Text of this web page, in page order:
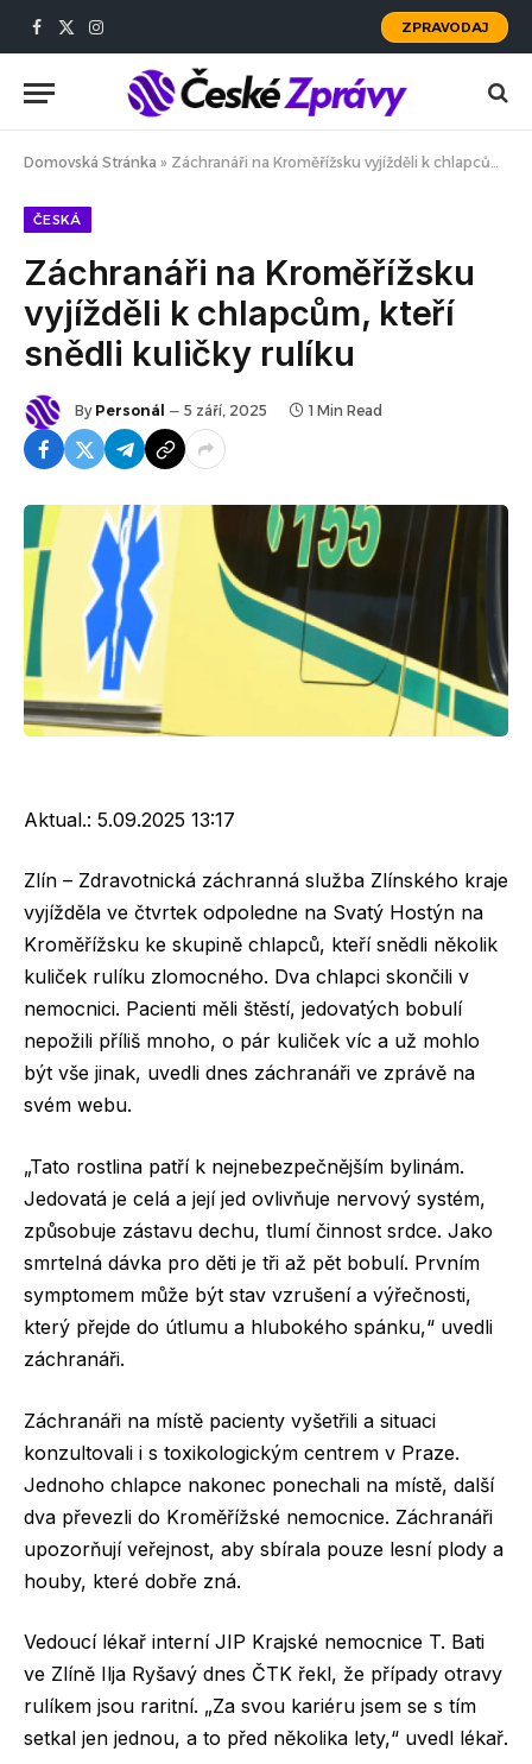
Facebook
X
Instagram
ZPRAVODAJ
Domovská Stránka » Záchranáři na Kroměřížsku vyjížděli k chlapcům, kteří snědli kuličky rulíku
ČESKÁ
Záchranáři na Kroměřížsku
vyjížděli k chlapcům, kteří
snědli kuličky rulíku
By Personál 5 září, 2025 1 Min Read
Aktual.: 5.09.2025 13:17
Zlín – Zdravotnická záchranná služba Zlínského kraje
vyjížděla ve čtvrtek odpoledne na Svatý Hostýn na
Kroměřížsku ke skupině chlapců, kteří snědli několik
kuliček rulíku zlomocného. Dva chlapci skončili v
nemocnici. Pacienti měli štěstí, jedovatých bobulí
nepožili příliš mnoho, o pár kuliček víc a už mohlo
být vše jinak, uvedli dnes záchranáři ve zprávě na
svém webu.
„Tato rostlina patří k nejnebezpečnějším bylinám.
Jedovatá je celá a její jed ovlivňuje nervový systém,
způsobuje zástavu dechu, tlumí činnost srdce. Jako
smrtelná dávka pro děti je tři až pět bobulí. Prvním
symptomem může být stav vzrušení a výřečnosti,
který přejde do útlumu a hlubokého spánku,“ uvedli
záchranáři.
Záchranáři na místě pacienty vyšetřili a situaci
konzultovali i s toxikologickým centrem v Praze.
Jednoho chlapce nakonec ponechali na místě, další
dva převezli do Kroměřížské nemocnice. Záchranáři
upozorňují veřejnost, aby sbírala pouze lesní plody a
houby, které dobře zná.
Vedoucí lékař interní JIP Krajské nemocnice T. Bati
ve Zlíně Ilja Ryšavý dnes ČTK řekl, že případy otravy
rulíkem jsou raritní. „Za svou kariéru jsem se s tím
setkal jen jednou, a to před několika lety,“ uvedl lékař.